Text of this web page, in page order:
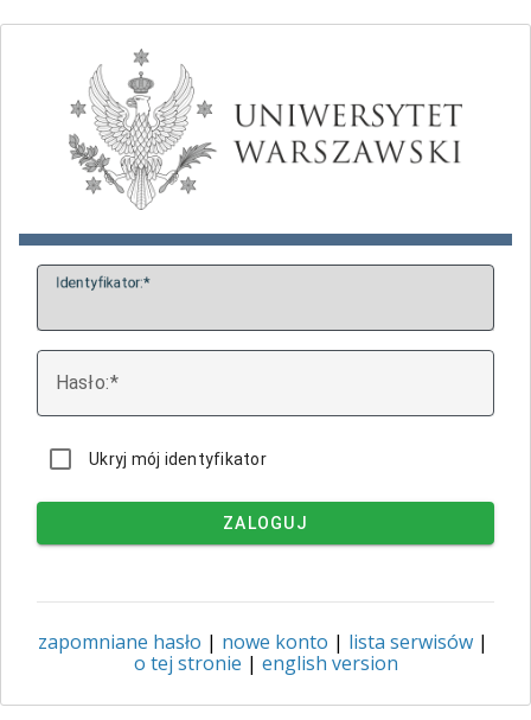
Identyfikator:
Hasło:
Ukryj mój identyfikator
ZALOGUJ
zapomniane hasło | nowe konto | lista serwisów |
o tej stronie | english version